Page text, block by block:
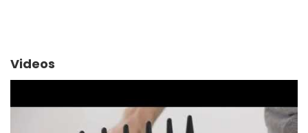
Videos